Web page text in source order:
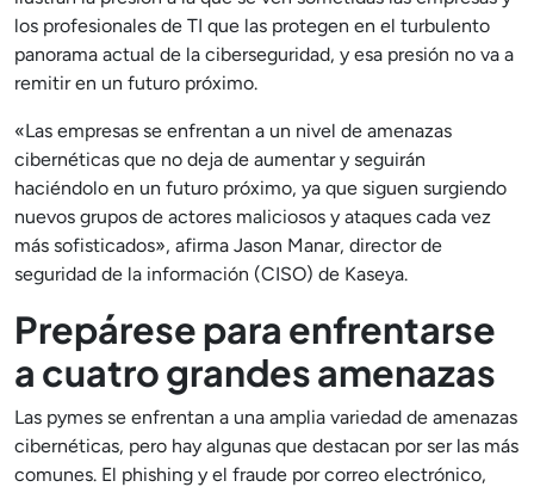
los profesionales de TI que las protegen en el turbulento
panorama actual de la ciberseguridad, y esa presión no va a
remitir en un futuro próximo.
«Las empresas se enfrentan a un nivel de amenazas
cibernéticas que no deja de aumentar y seguirán
haciéndolo en un futuro próximo, ya que siguen surgiendo
nuevos grupos de actores maliciosos y ataques cada vez
más sofisticados», afirma Jason Manar, director de
seguridad de la información (CISO) de Kaseya.
Prepárese para enfrentarse
a cuatro grandes amenazas
Las pymes se enfrentan a una amplia variedad de amenazas
cibernéticas, pero hay algunas que destacan por ser las más
comunes. El phishing y el fraude por correo electrónico,